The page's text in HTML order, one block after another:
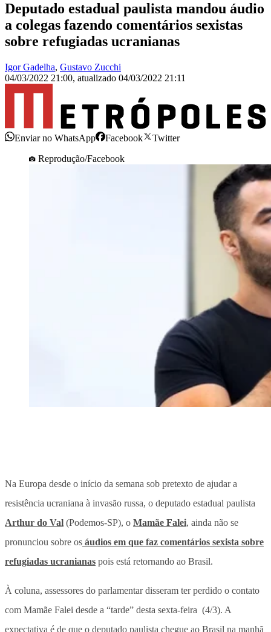
Deputado estadual paulista mandou áudio
a colegas fazendo comentários sexistas
sobre refugiadas ucranianas
Igor Gadelha, Gustavo Zucchi
04/03/2022 21:00, atualizado 04/03/2022 21:11
Enviar no WhatsApp Facebook
Twitter
Reprodução/Facebook
Na Europa desde o início da semana sob pretexto de ajudar a
resistência ucraniana à invasão russa, o deputado estadual paulista
Arthur do Val (Podemos-SP), o Mamãe Falei, ainda não se
pronunciou sobre os áudios em que faz comentários sexista sobre
refugiadas ucranianas pois está retornando ao Brasil.
À coluna, assessores do parlamentar disseram ter perdido o contato
com Mamãe Falei desde a “tarde” desta sexta-feira (4/3). A
expectativa é de que o deputado paulista chegue ao Brasil na manhã